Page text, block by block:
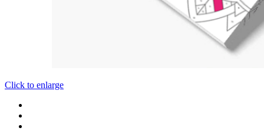
Click to enlarge